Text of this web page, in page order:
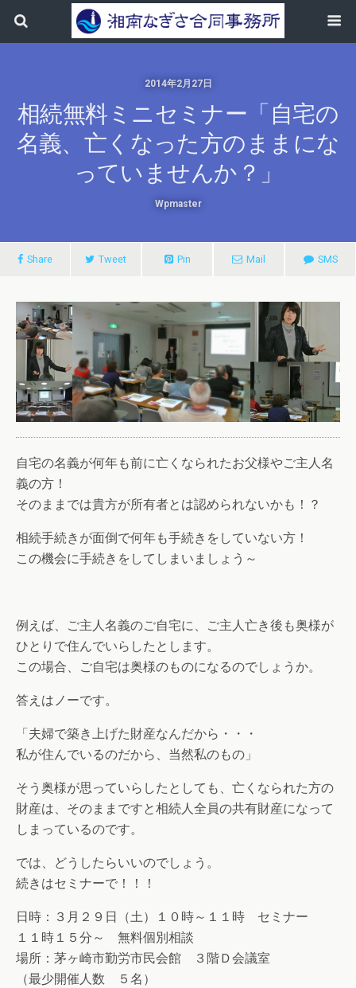
2014年2月27日
相続無料ミニセミナー「自宅の
名義、亡くなった方のままにな
っていませんか？」
Wpmaster
Share Tweet Pin Mail SMS
自宅の名義が何年も前に亡くなられたお父様やご主人名
義の方！
そのままでは貴方が所有者とは認められないかも！？
相続手続きが面倒で何年も手続きをしていない方！
この機会に手続きをしてしまいましょう～
例えば、ご主人名義のご自宅に、ご主人亡き後も奥様が
ひとりで住んでいらしたとします。
この場合、ご自宅は奥様のものになるのでしょうか。
答えはノーです。
「夫婦で築き上げた財産なんだから・・・
私が住んでいるのだから、当然私のもの」
そう奥様が思っていらしたとしても、亡くなられた方の
財産は、そのままですと相続人全員の共有財産になって
しま っているのです。
では、どうしたらいいのでしょう。
続きはセミナーで！！！
日時：３月２９日（土）１０時～１１時 セミナー
１１時１５分～ 無料個別相談
場所：茅ヶ崎市勤労市民会館 ３階Ｄ会議室
（最少開催人数 ５名）